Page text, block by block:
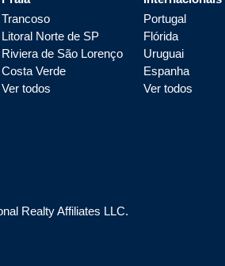
Trancoso
Litoral Norte de SP
Riviera de São Lorenço
Costa Verde
Ver todos
Portugal
Flórida
Uruguai
Espanha
Ver todos
Realty Affiliates LLC.